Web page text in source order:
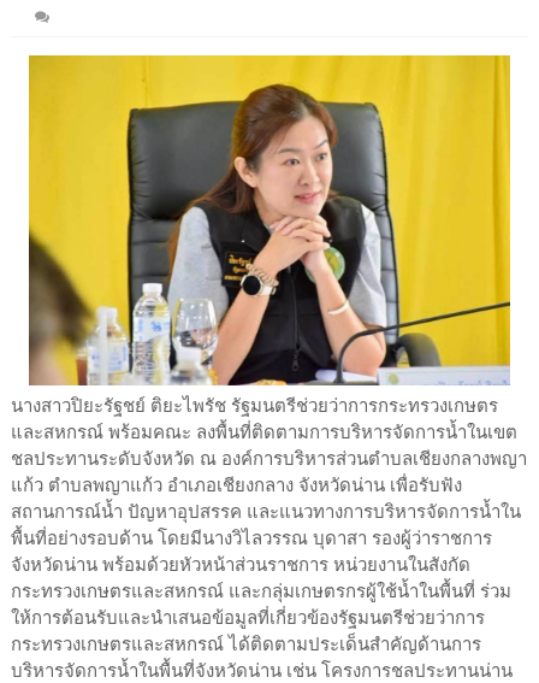
นางสาวปิยะรัฐชย์ ติยะไพรัช รัฐมนตรีช่วยว่าการกระทรวงเกษตร
และสหกรณ์ พร้อมคณะ ลงพื้นที่ติดตามการบริหารจัดการน้ำในเขต
ชลประทานระดับจังหวัด ณ องค์การบริหารส่วนตำบลเชียงกลางพญา
แก้ว ตำบลพญาแก้ว อำเภอเชียงกลาง จังหวัดน่าน เพื่อรับฟัง
สถานการณ์น้ำ ปัญหาอุปสรรค และแนวทางการบริหารจัดการน้ำใน
พื้นที่อย่างรอบด้าน โดยมีนางวิไลวรรณ บุดาสา รองผู้ว่าราชการ
จังหวัดน่าน พร้อมด้วยหัวหน้าส่วนราชการ หน่วยงานในสังกัด
กระทรวงเกษตรและสหกรณ์ และกลุ่มเกษตรกรผู้ใช้น้ำในพื้นที่ ร่วม
ให้การต้อนรับและนำเสนอข้อมูลที่เกี่ยวข้องรัฐมนตรีช่วยว่าการ
กระทรวงเกษตรและสหกรณ์ ได้ติดตามประเด็นสำคัญด้านการ
บริหารจัดการน้ำในพื้นที่จังหวัดน่าน เช่น โครงการชลประทานน่าน